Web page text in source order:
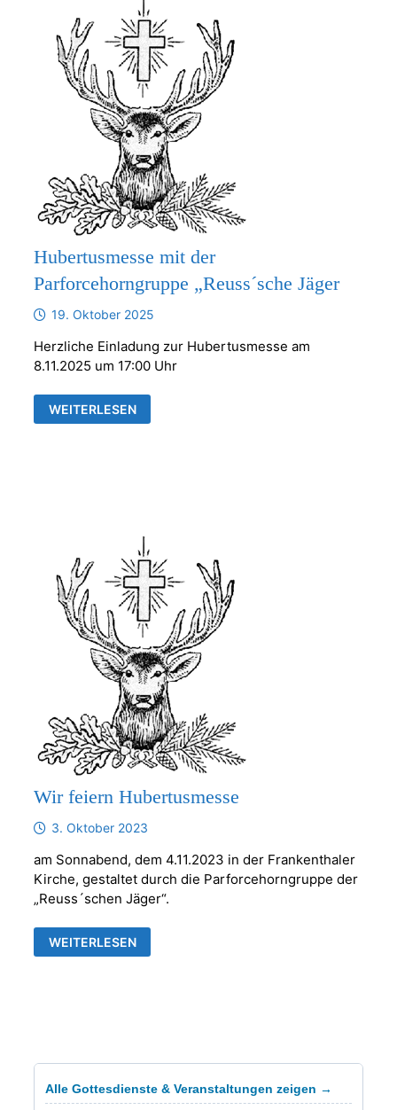
Hubertusmesse mit der
Parforcehorngruppe „Reuss´sche Jäger
19. Oktober 2025
Herzliche Einladung zur Hubertusmesse am
8.11.2025 um 17:00 Uhr
HUBERTUSMESSE
MIT
WEITERLESEN
Wir feiern Hubertusmesse
3. Oktober 2023
am Sonnabend, dem 4.11.2023 in der Frankenthaler
Kirche, gestaltet durch die Parforcehorngruppe der
„Reuss´schen Jäger“.
WIR
FEIERN
WEITERLESEN
Alle Gottesdienste & Veranstaltungen zeigen →